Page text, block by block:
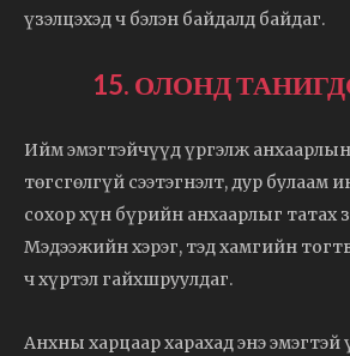
үзэлцэхэд ч бэлэн байдалд байдаг.
15. ОЛОНД
Ийм эмэгтэйчүүд үргэлж
төгсгөлгүй сээтэгнэлт, дур булаам
сохор хүн бүрийн анхаарлыг татах
Мэдээжийн хэрэг, тэд хамгийн
ч хүртэл гайхшруулдаг.
Анхны харцаар харахад энэ эмэгтэй